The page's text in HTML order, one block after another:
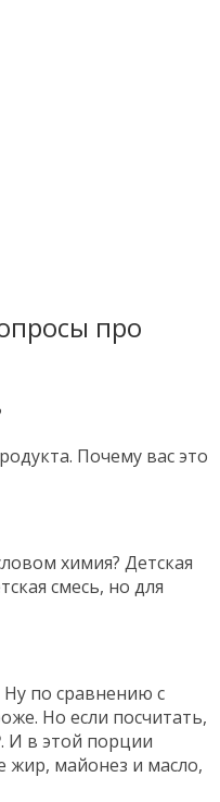
про
Почему вас это
химия? Детская
смесь, но для
по сравнению с
Но если посчитать,
И в этой порции
майонез и масло,